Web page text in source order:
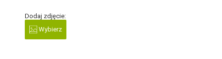
Dodaj zdjęcie:
Wybierz